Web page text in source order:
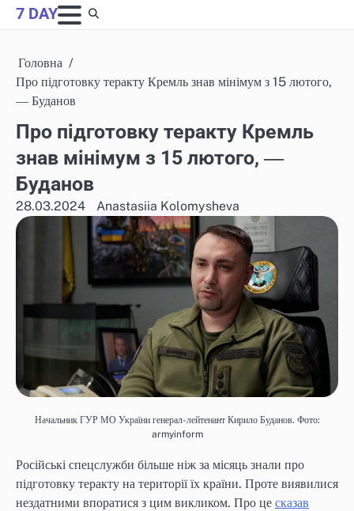
Skip
to
7 DAY
Головна
Про підготовку теракту Кремль знав мінімум з 15 лютого,
― Буданов
Про підготовку теракту Кремль
знав мінімум з 15 лютого, ―
Буданов
28.03.2024 Anastasiia Kolomysheva
Начальник ГУР МО України генерал-лейтенант Кирило Буданов. Фото:
armyinform
Російські спецслужби більше ніж за місяць знали про
підготовку теракту на території їх країни. Проте виявилися
нездатними впоратися з цим викликом. Про це сказав